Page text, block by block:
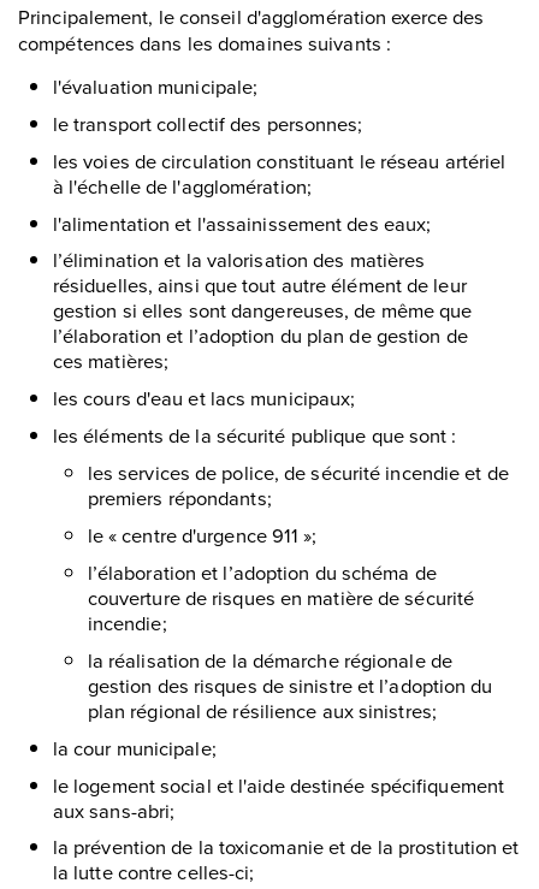
Principalement, le conseil d'agglomération exerce des
compétences dans les domaines suivants :
l'évaluation municipale;
le transport collectif des personnes;
les voies de circulation constituant le réseau artériel
à l'échelle de l'agglomération;
l'alimentation et l'assainissement des eaux;
l’élimination et la valorisation des matières
résiduelles, ainsi que tout autre élément de leur
gestion si elles sont dangereuses, de même que
l’élaboration et l’adoption du plan de gestion de
ces matières;
les cours d'eau et lacs municipaux;
les éléments de la sécurité publique que sont :
les services de police, de sécurité incendie et de
premiers répondants;
le « centre d'urgence 911 »;
l’élaboration et l’adoption du schéma de
couverture de risques en matière de sécurité
incendie;
la réalisation de la démarche régionale de
gestion des risques de sinistre et l’adoption du
plan régional de résilience aux sinistres;
la cour municipale;
le logement social et l'aide destinée spécifiquement
aux sans-abri;
la prévention de la toxicomanie et de la prostitution et
la lutte contre celles-ci;